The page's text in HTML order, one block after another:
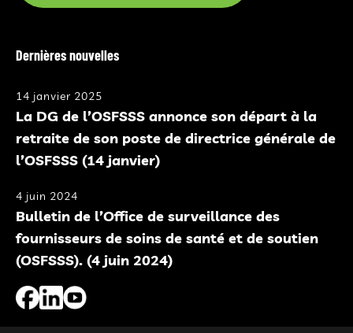
Dernières nouvelles
14 janvier 2025
La DG de l’OSFSSS annonce son départ à la
retraite de son poste de directrice générale de
l’OSFSSS (14 janvier)
4 juin 2024
Bulletin de l’Office de surveillance des
fournisseurs de soins de santé et de soutien
(OSFSSS). (4 juin 2024)